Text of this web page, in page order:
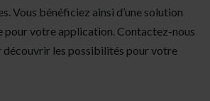
Vous bénéficiez ainsi d’une solution
pour votre application. Contactez-nous
découvrir les possibilités pour votre